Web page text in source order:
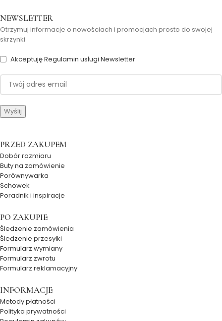
NEWSLETTER
Otrzymuj informacje o nowościach i promocjach prosto do swojej
skrzynki
Akceptuję Regulamin usługi Newsletter
PRZED ZAKUPEM
Dobór rozmiaru
Buty na zamówienie
Porównywarka
Schowek
Poradnik i inspiracje
PO ZAKUPIE
Śledzenie zamówienia
Śledzenie przesyłki
Formularz wymiany
Formularz zwrotu
Formularz reklamacyjny
INFORMACJE
Metody płatności
Polityka prywatności